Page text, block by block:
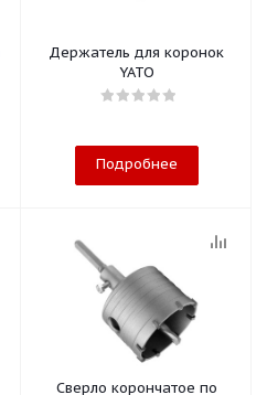
Держатель для коронок
YATO
Подробнее
Сверло корончатое по